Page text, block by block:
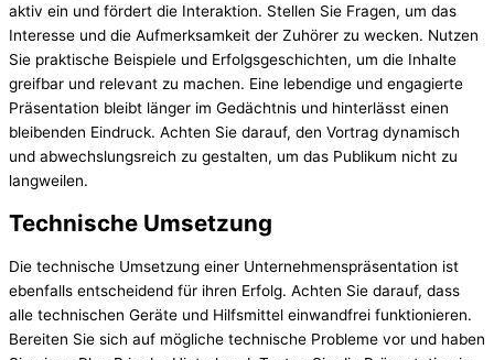
aktiv ein und fördert die Interaktion. Stellen Sie Fragen, um das
Interesse und die Aufmerksamkeit der Zuhörer zu wecken. Nutzen
Sie praktische Beispiele und Erfolgsgeschichten, um die Inhalte
greifbar und relevant zu machen. Eine lebendige und engagierte
Präsentation bleibt länger im Gedächtnis und hinterlässt einen
bleibenden Eindruck. Achten Sie darauf, den Vortrag dynamisch
und abwechslungsreich zu gestalten, um das Publikum nicht zu
langweilen.
Technische Umsetzung
Die technische Umsetzung einer Unternehmenspräsentation ist
ebenfalls entscheidend für ihren Erfolg. Achten Sie darauf, dass
alle technischen Geräte und Hilfsmittel einwandfrei funktionieren.
Bereiten Sie sich auf mögliche technische Probleme vor und haben